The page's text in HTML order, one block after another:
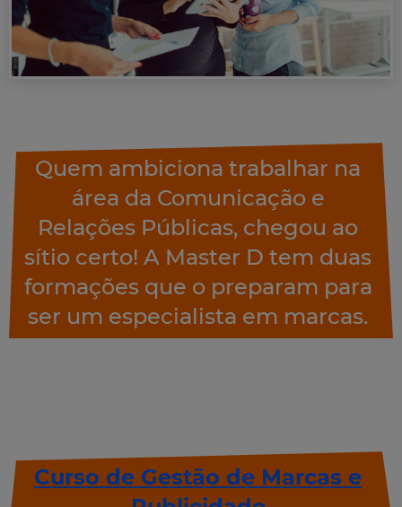
Quem ambiciona trabalhar na
área da Comunicação e
Relações Públicas, chegou ao
sítio certo! A Master D tem duas
formações que o preparam para
ser um especialista em marcas.
Curso de Gestão de Marcas e